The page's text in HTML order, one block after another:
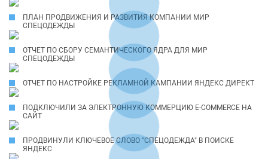
ПЛАН ПРОДВИЖЕНИЯ И РАЗВИТИЯ КОМПАНИИ МИР
СПЕЦОДЕЖДЫ
ОТЧЕТ ПО СБОРУ СЕМАНТИЧЕСКОГО ЯДРА ДЛЯ МИР
СПЕЦОДЕЖДЫ
ОТЧЕТ ПО НАСТРОЙКЕ РЕКЛАМНОЙ КАМПАНИИ ЯНДЕКС ДИРЕКТ
ПОДКЛЮЧИЛИ ЗА ЭЛЕКТРОННУЮ КОММЕРЦИЮ E-COMMERCE НА
САЙТ
ПРОДВИНУЛИ КЛЮЧЕВОЕ СЛОВО "СПЕЦОДЕЖДА" В ПОИСКЕ
ЯНДЕКС